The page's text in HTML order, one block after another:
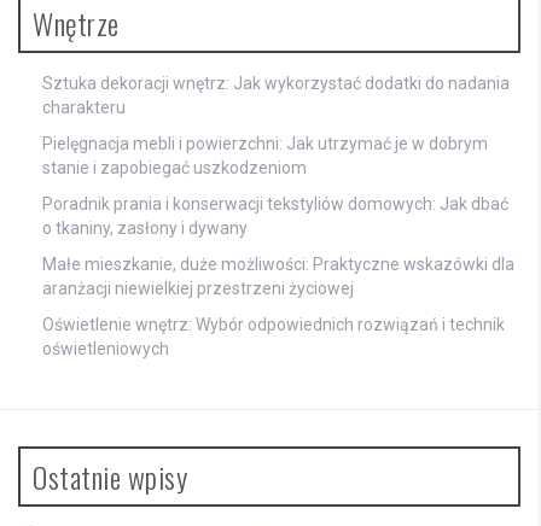
Wnętrze
Sztuka dekoracji wnętrz: Jak wykorzystać dodatki do nadania
charakteru
Pielęgnacja mebli i powierzchni: Jak utrzymać je w dobrym
stanie i zapobiegać uszkodzeniom
Poradnik prania i konserwacji tekstyliów domowych: Jak dbać
o tkaniny, zasłony i dywany
Małe mieszkanie, duże możliwości: Praktyczne wskazówki dla
aranżacji niewielkiej przestrzeni życiowej
Oświetlenie wnętrz: Wybór odpowiednich rozwiązań i technik
oświetleniowych
Ostatnie wpisy